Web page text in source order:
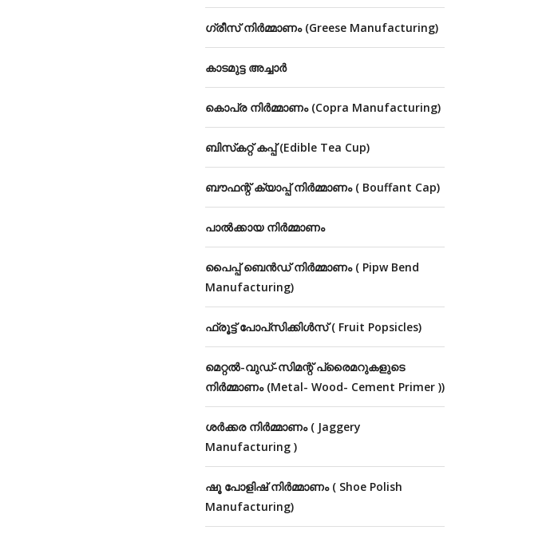
ഗ്രീസ് നിർമ്മാണം (Greese Manufacturing)
കാടമുട്ട അച്ചാർ
കൊപ്ര നിർമ്മാണം (Copra Manufacturing)
ബിസ്‌കറ്റ് കപ്പ് (Edible Tea Cup)
ബൗഫന്റ് ക്യാപ്പ് നിർമ്മാണം ( Bouffant Cap)
പാൽക്കായ നിർമ്മാണം
പൈപ്പ് ബെൻഡ് നിർമ്മാണം ( Pipw Bend
Manufacturing)
ഫ്രൂട്ട് പോപ്‌സിക്കിൾസ് ( Fruit Popsicles)
മെറ്റൽ-വുഡ്-സിമന്റ് പ്രൈമറുകളുടെ
നിർമ്മാണം (Metal- Wood- Cement Primer ))
ശർക്കര നിർമ്മാണം ( Jaggery
Manufacturing )
ഷൂ പോളിഷ് നിർമ്മാണം ( Shoe Polish
Manufacturing)